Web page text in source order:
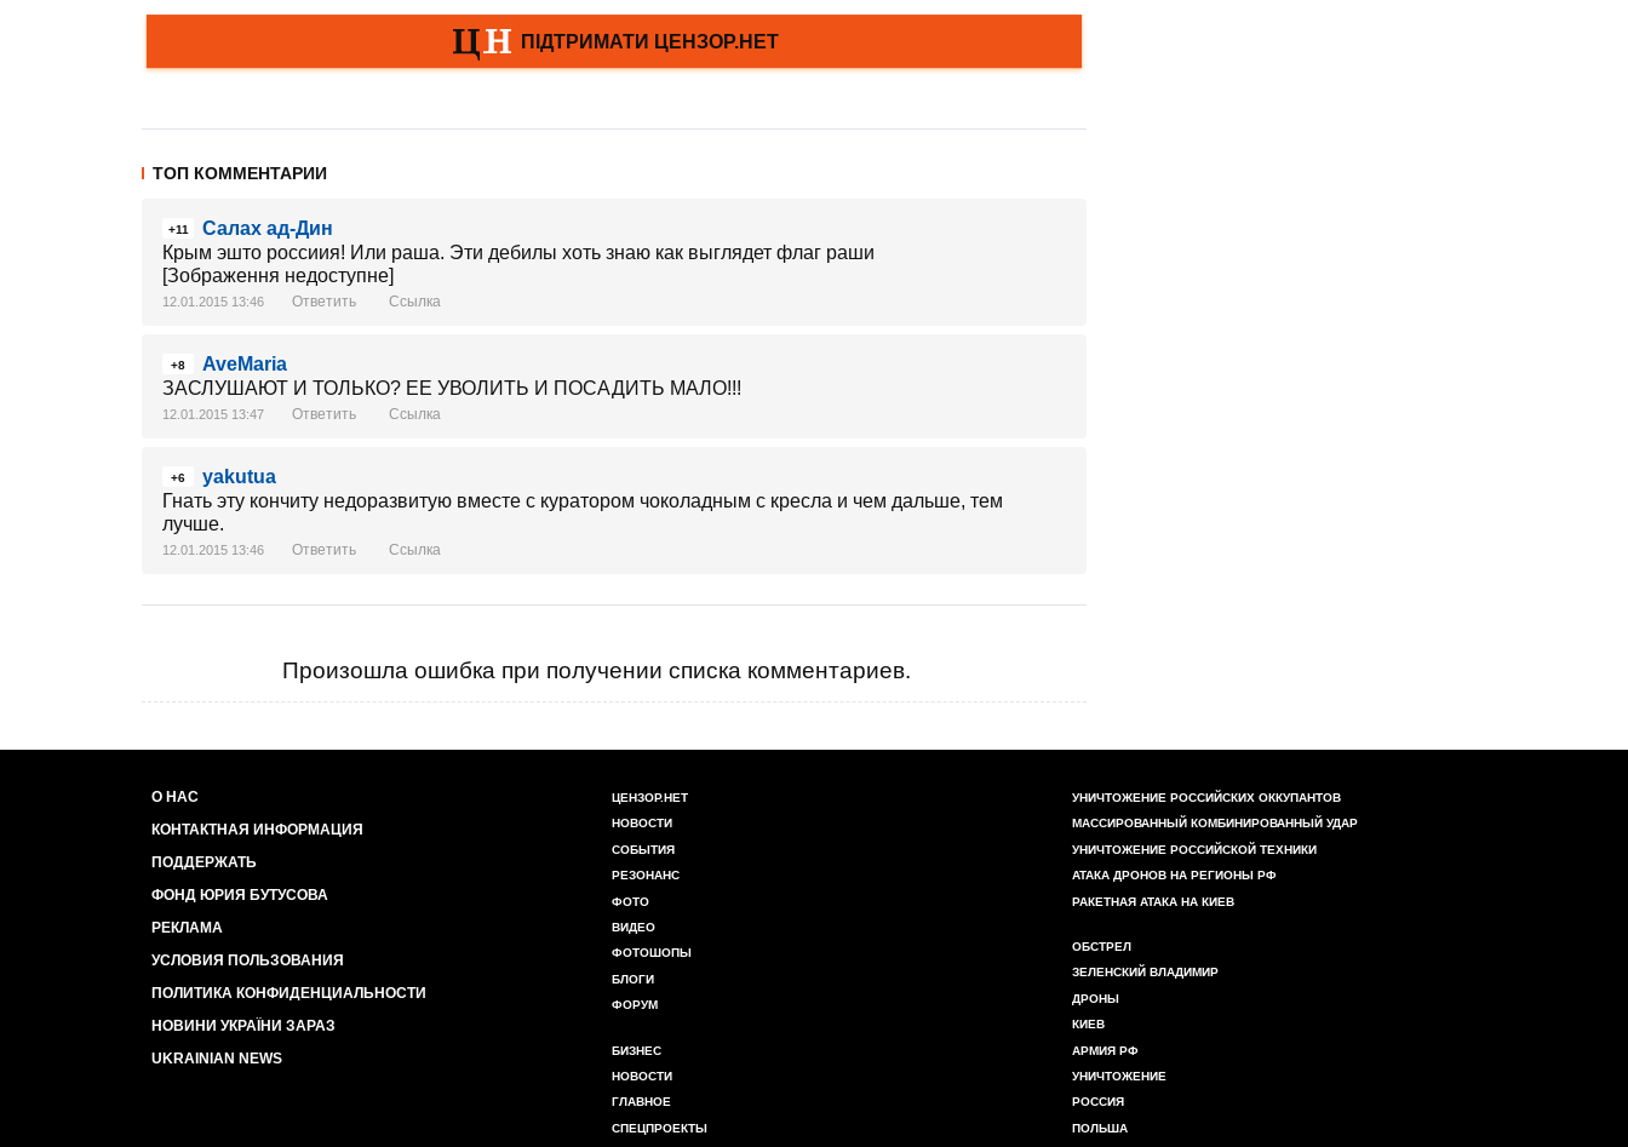
ТОП КОММЕНТАРИИ
+11
Салах ад-Дин
Крым эшто россиия! Или раша. Эти дебилы хоть знаю как выглядет флаг раши
[Зображення недоступне]
12.01.2015 13:46 Ответить Ссылка
+8
AveMaria
ЗАСЛУШАЮТ И ТОЛЬКО? ЕЕ УВОЛИТЬ И ПОСАДИТЬ МАЛО!!!
12.01.2015 13:47 Ответить Ссылка
+6
yakutua
Гнать эту кончиту недоразвитую вместе с куратором чоколадным с кресла и чем дальше, тем
лучше.
12.01.2015 13:46 Ответить Ссылка
Произошла ошибка при получении списка комментариев.
О НАС
КОНТАКТНАЯ ИНФОРМАЦИЯ
ПОДДЕРЖАТЬ
ФОНД ЮРИЯ БУТУСОВА
РЕКЛАМА
УСЛОВИЯ ПОЛЬЗОВАНИЯ
ПОЛИТИКА КОНФИДЕНЦИАЛЬНОСТИ
НОВИНИ УКРАЇНИ ЗАРАЗ
UKRAINIAN NEWS
ЦЕНЗОР.НЕТ
НОВОСТИ
СОБЫТИЯ
РЕЗОНАНС
ФОТО
ВИДЕО
ФОТОШОПЫ
БЛОГИ
ФОРУМ
БИЗНЕС
НОВОСТИ
ГЛАВНОЕ
СПЕЦПРОЕКТЫ
УНИЧТОЖЕНИЕ РОССИЙСКИХ ОККУПАНТОВ
МАССИРОВАННЫЙ КОМБИНИРОВАННЫЙ УДАР
УНИЧТОЖЕНИЕ РОССИЙСКОЙ ТЕХНИКИ
АТАКА ДРОНОВ НА РЕГИОНЫ РФ
РАКЕТНАЯ АТАКА НА КИЕВ
ОБСТРЕЛ
ЗЕЛЕНСКИЙ ВЛАДИМИР
ДРОНЫ
КИЕВ
АРМИЯ РФ
УНИЧТОЖЕНИЕ
РОССИЯ
ПОЛЬША